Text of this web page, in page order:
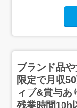
ブランド品
限定で月収
ィブ&賞与あ
残業時間10h